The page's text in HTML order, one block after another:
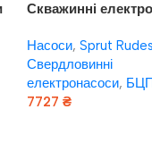
Скважинні
БЦП1,8-60У*
Насоси, Sprut
Свердловинні
електронасоси,
7727 ₴